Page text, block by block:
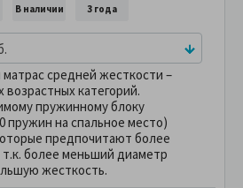
В наличии 3 года
средней жесткости –
категорий.
пружинному блоку
пружин на спальное место)
предпочитают более
более меньший диаметр
жесткость.